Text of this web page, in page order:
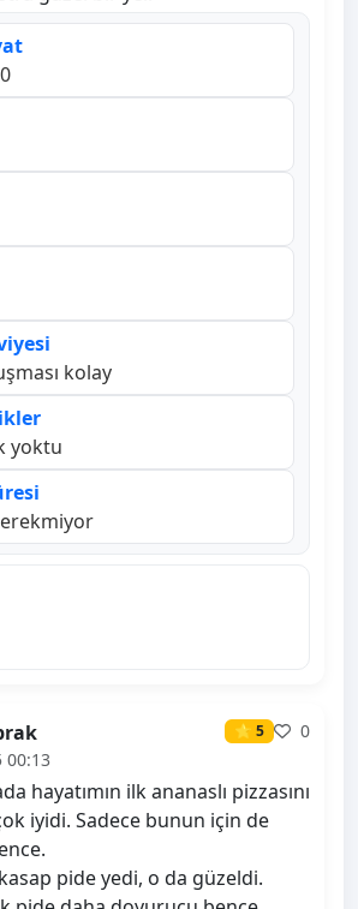
kolay
yoktu
⭐ 5
0
00:13
hayatımın ilk ananaslı pizzasını
iyidi. Sadece bunun için de
pide yedi, o da güzeldi.